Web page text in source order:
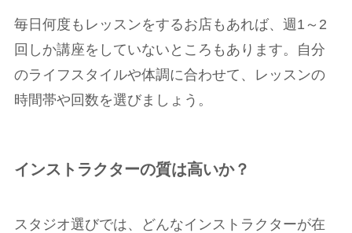
毎日何度もレッスンをするお店もあれば、週1～2
回しか講座をしていないところもあります。自分
のライフスタイルや体調に合わせて、レッスンの
時間帯や回数を選びましょう。
インストラクターの質は高いか？
スタジオ選びでは、どんなインストラクターが在